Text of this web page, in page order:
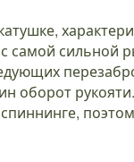
самой сильной
оборот